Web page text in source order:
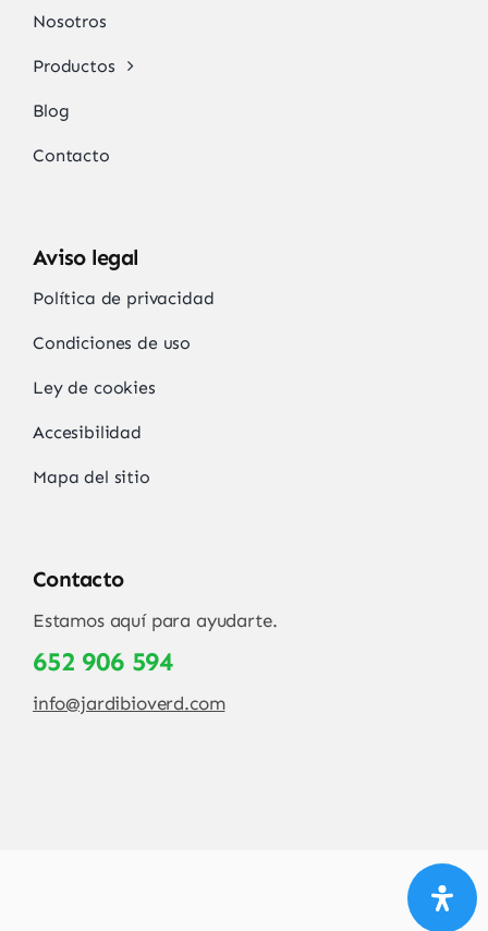
Nosotros
Productos
Blog
Contacto
Aviso legal
Política de privacidad
Condiciones de uso
Ley de cookies
Accesibilidad
Mapa del sitio
Contacto
Estamos aquí para ayudarte.
652 906 594
info@jardibioverd.com